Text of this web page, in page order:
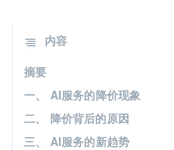
内容
摘要
一、 AI服务的降价现象
二、 降价背后的原因
三、 AI服务的新趋势